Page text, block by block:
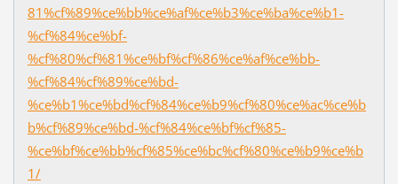
81%cf%89%ce%bb%ce%af%ce%b3%ce%ba%ce%b1-
%cf%84%ce%bf-
%cf%80%cf%81%ce%bf%cf%86%ce%af%ce%bb-
%cf%84%cf%89%ce%bd-
%ce%b1%ce%bd%cf%84%ce%b9%cf%80%ce%ac%ce%b
b%cf%89%ce%bd-%cf%84%ce%bf%cf%85-
%ce%bf%ce%bb%cf%85%ce%bc%cf%80%ce%b9%ce%b
1/